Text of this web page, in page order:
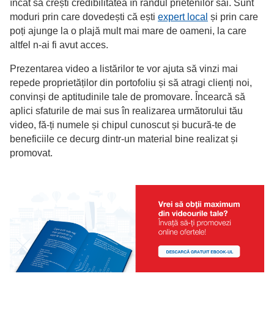
încât să crești credibilitatea în rândul prietenilor săi. Sunt
moduri prin care dovedești că ești expert local și prin care
poți ajunge la o plajă mult mai mare de oameni, la care
altfel n-ai fi avut acces.
Prezentarea video a listărilor te vor ajuta să vinzi mai
repede proprietăților din portofoliu și să atragi clienți noi,
convinși de aptitudinile tale de promovare. Încearcă să
aplici sfaturile de mai sus în realizarea următorului tău
video, fă-ți numele și chipul cunoscut și bucură-te de
beneficiile ce decurg dintr-un material bine realizat și
promovat.